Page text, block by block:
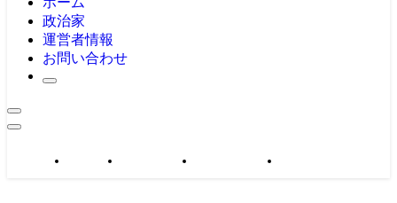
政治家
運営者情報
お問い合わせ
政治家 運営者情報 お問い合わせ